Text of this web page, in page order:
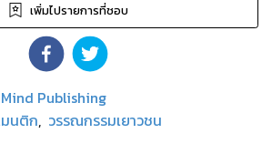
เพิ่มไปรายการที่ชอบ
Publishing
มนติก, วรรณกรรมเยาวชน